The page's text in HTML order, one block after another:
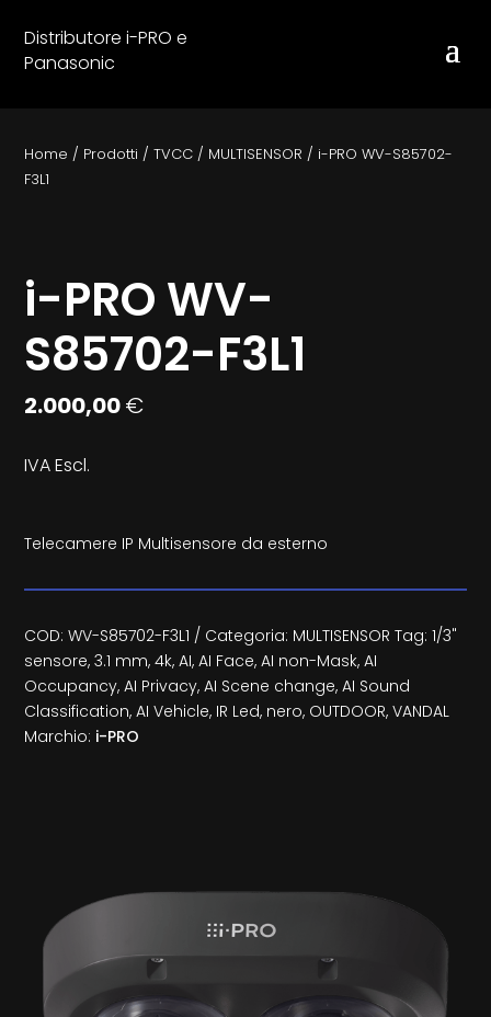
Distributore i-PRO e
Panasonic
Home / Prodotti /TVCC / MULTISENSOR / i-PRO WV-S85702-
F3L1
i-PRO WV-
S85702-F3L1
2.000,00€
IVA Escl.
Telecamere IP Multisensore da esterno
COD: WV-S85702-F3L1 Categoria: MULTISENSOR Tag: 1/3"
sensore,3.1 mm,4k,AI,AI Face,AI non-Mask,AI
Occupancy,AI Privacy,AI Scene change,AI Sound
Classification,AI Vehicle, IR Led, nero, OUTDOOR,VANDAL
Marchio: i-PRO